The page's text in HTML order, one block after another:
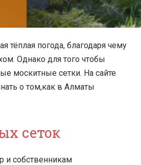
тёплая погода, благодаря чему
Однако для того чтобы
москитные сетки. На сайте
о том,как в Алматы
сеток
и собственникам